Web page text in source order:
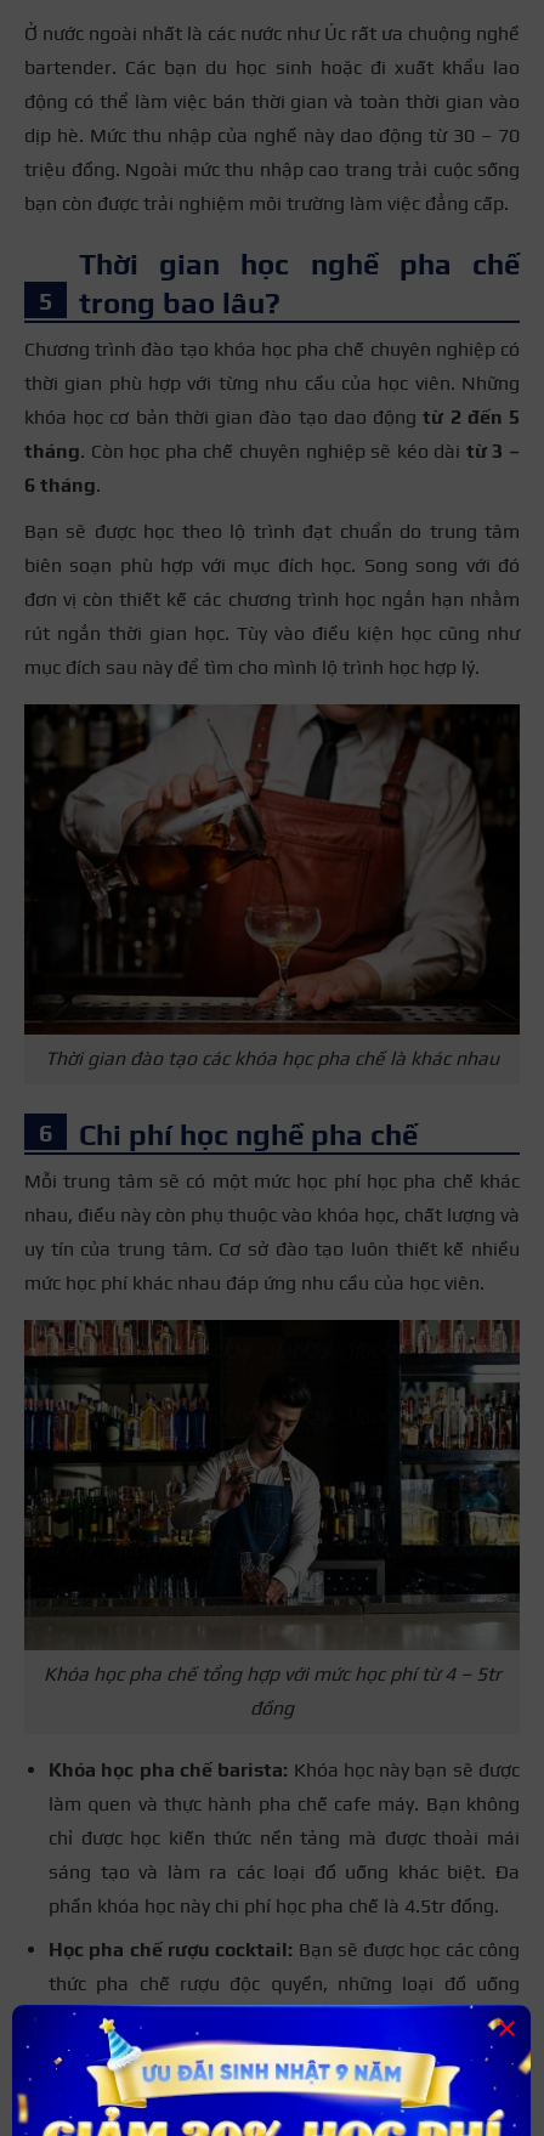
Ở nước ngoài nhất là các nước như Úc rất ưa chuộng nghề
bartender. Các bạn du học sinh hoặc đi xuất khẩu lao
động có thể làm việc bán thời gian và toàn thời gian vào
dịp hè. Mức thu nhập của nghề này dao động từ 30 – 70
triệu đồng. Ngoài mức thu nhập cao trang trải cuộc sống
bạn còn được trải nghiệm môi trường làm việc đẳng cấp.
Thời gian học nghề pha chế
trong bao lâu?
Chương trình đào tạo khóa học pha chế chuyên nghiệp có
thời gian phù hợp với từng nhu cầu của học viên. Những
khóa học cơ bản thời gian đào tạo dao độngtừ 2 đến 5
tháng. Còn học pha chế chuyên nghiệp sẽ kéo dài từ 3 –
6 tháng.
Bạn sẽ được học theo lộ trình đạt chuẩn do trung tâm
biên soạn phù hợp với mục đích học. Song song với đó
đơn vị còn thiết kế các chương trình học ngắn hạn nhằm
rút ngắn thời gian học. Tùy vào điều kiện học cũng như
mục đích sau này để tìm cho mình lộ trình học hợp lý.
Thời gian đào tạo các khóa học pha chế là khác nhau
Chi phí học nghề pha chế
Mỗi trung tâm sẽ có một mức học phí học pha chế khác
nhau, điều này còn phụ thuộc vào khóa học, chất lượng và
uy tín của trung tâm. Cơ sở đào tạo luôn thiết kế nhiều
mức học phí khác nhau đáp ứng nhu cầu của học viên.
Khóa học pha chế tổng hợp với mức học phí từ 4 – 5tr
đồng
Khóa học pha chế barista: Khóa học này bạn sẽ được
làm quen và thực hành pha chế cafe máy. Bạn không
chỉ được học kiến thức nền tảng mà được thoải mái
sáng tạo và làm ra các loại đồ uống khác biệt. Đa
phần khóa học này chi phí học pha chế là 4.5tr đồng.
Học pha chế rượu cocktail: Bạn sẽ được học các công
thức pha chế rượu độc quyền, những loại đồ uống
thịnh hành nhất tại quán Bar. Mức học phí của khóa
học cocktail dao đồng từ 5 – 5.5tr đồng.
Lớp học pha chế tổng hợp:Pha chế tổng hợp giúp
học viên có những kiến thức nền tảng cơ bản và cái
×